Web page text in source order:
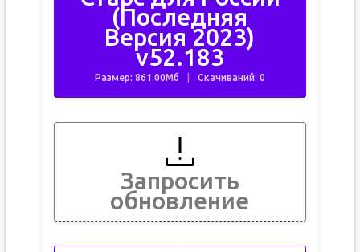
(Последняя
Версия 2023)
v52.183
Размер: 861.00Мб Скачиваний: 0
Запросить
обновление